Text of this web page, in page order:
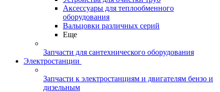
Аксессуары для теплообменного
оборудования
Вальцовки различных серий
Еще
Запчасти для сантехнического оборудования
Электростанции
Запчасти к электростанциям и двигателям бензо и
дизельным